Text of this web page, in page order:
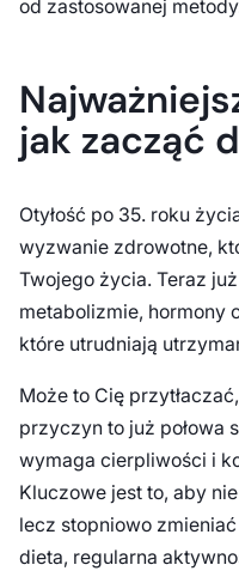
od zastosowanej
jak zacząć
Otyłość po 35. roku
wyzwanie zdrowotne,
Twojego życia. Teraz
metabolizmie, hormony
które utrudniają
Może to Cię
przyczyn to już połowa
wymaga cierpliwości i
Kluczowe jest to, aby
lecz stopniowo
dieta, regularna